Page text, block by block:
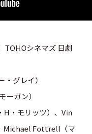
TOHOシネマズ 日劇
・グレイ）
ーガン）
・モリッツ）、Vin
Michael Fottrell（マ